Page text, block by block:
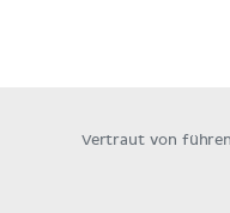
Vertraut von